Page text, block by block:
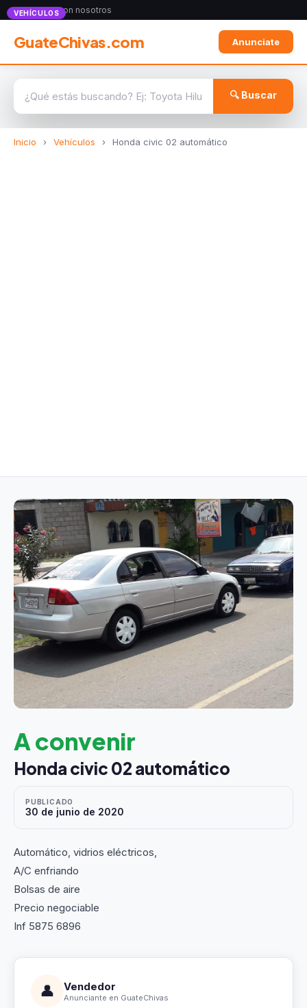
Anunciate con nosotros
GuateChivas.com Anunciate
🔍 Buscar
Inicio › Vehículos › Honda civic 02 automático
VEHÍCULOS
A convenir
Honda civic 02 automático
PUBLICADO
30 de junio de 2020
Automático, vidrios eléctricos,
A/C enfriando
Bolsas de aire
Precio negociable
Inf 5875 6896
👤 Vendedor
Anunciante en GuateChivas